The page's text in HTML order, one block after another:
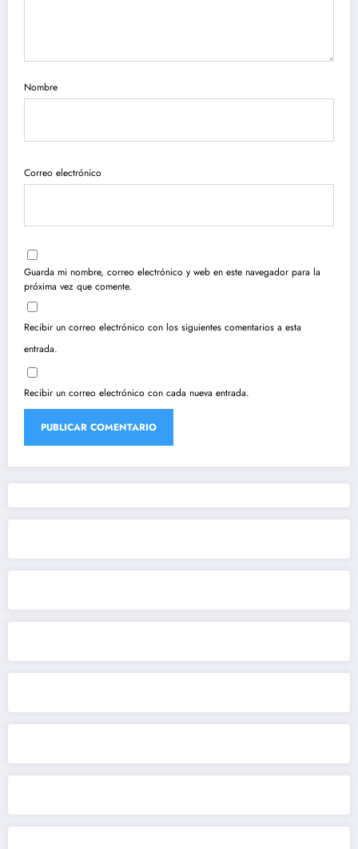
Nombre
Correo electrónico
Guarda mi nombre, correo electrónico y web en este navegador para la
próxima vez que comente.
Recibir un correo electrónico con los siguientes comentarios a esta
entrada.
Recibir un correo electrónico con cada nueva entrada.